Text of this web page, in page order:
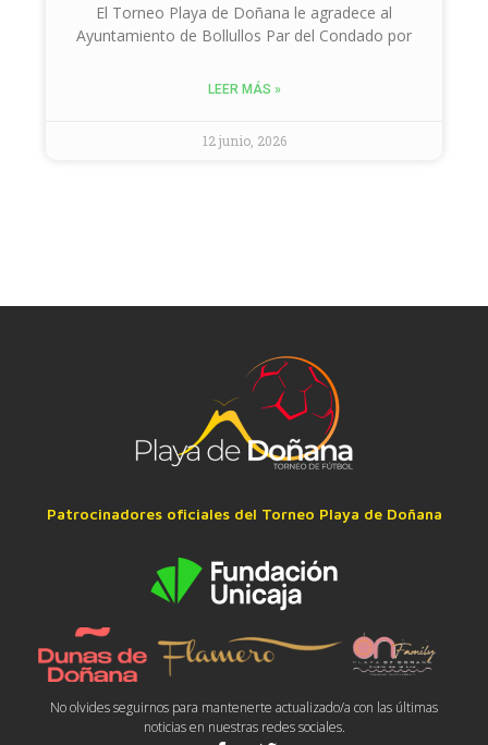
El Torneo Playa de Doñana le agradece al
Ayuntamiento de Bollullos Par del Condado por
LEER MÁS »
12 junio, 2026
Patrocinadores oficiales del Torneo Playa de Doñana
No olvides seguirnos para mantenerte actualizado/a con las últimas
noticias en nuestras redes sociales.